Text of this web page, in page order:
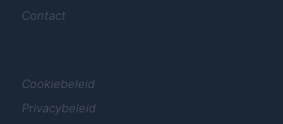
Contact
Cookiebeleid
Privacybeleid